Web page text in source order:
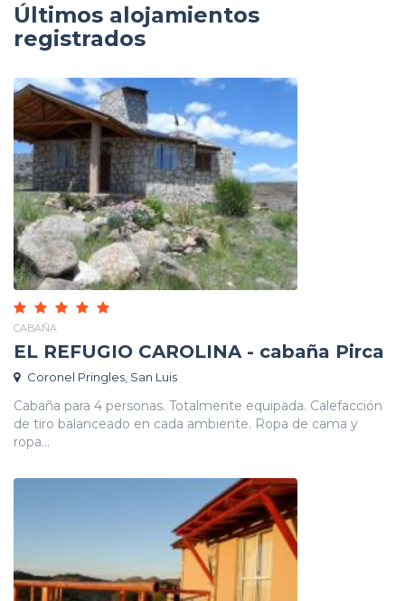
Últimos alojamientos
registrados
CABAÑA
EL REFUGIO CAROLINA - cabaña Pirca
Coronel Pringles, San Luis
Cabaña para 4 personas. Totalmente equipada. Calefacción
de tiro balanceado en cada ambiente. Ropa de cama y
ropa...